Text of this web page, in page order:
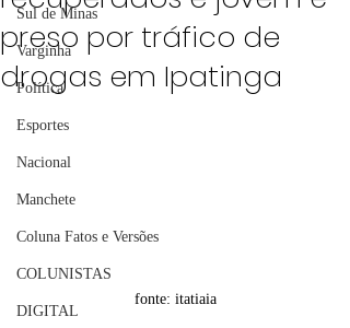
Sul de Minas
Varginha
Política
Esportes
Nacional
Manchete
Coluna Fatos e Versões
COLUNISTAS
DIGITAL
preso por tráfico de
drogas em Ipatinga
fonte: itatiaia